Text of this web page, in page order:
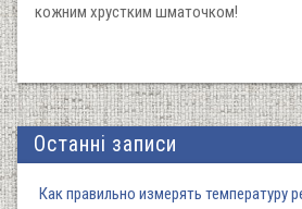
кожним хрустким шматочком!
Останні записи
Как правильно измерять температуру